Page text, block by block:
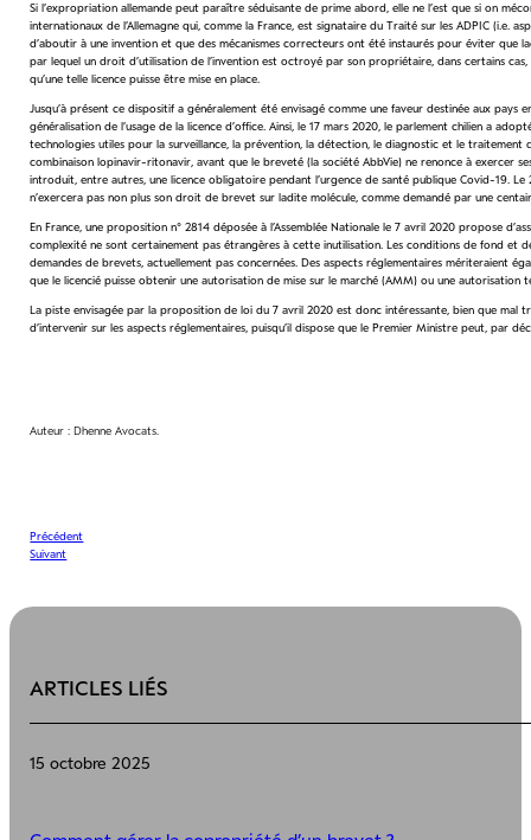
Si l’expropriation allemande peut paraître séduisante de prime abord, elle ne l’est que si on
internationaux de l’Allemagne qui, comme la France, est signataire du Traité sur les ADPIC
d’aboutir à une invention et que des mécanismes correcteurs ont été instaurés pour éviter que
par lequel un droit d’utilisation de l’invention est octroyé par son propriétaire, dans certains
qu’une telle licence puisse être mise en place.
Jusqu’à présent ce dispositif a généralement été envisagé comme une faveur destinée aux
généralisation de l’usage de la licence d’office. Ainsi, le 17 mars 2020, le parlement chilien a
technologies utiles pour la surveillance, la prévention, la détection, le diagnostic et le
combinaison lopinavir-ritonavir, avant que le breveté (la société AbbVie) ne renonce à exercer
introduit, entre autres, une licence obligatoire pendant l’urgence de santé publique Covid-19.
n’exercera pas non plus son droit de brevet sur ladite molécule, comme demandé par une
En France, une proposition n° 2814 déposée à l’Assemblée Nationale le 7 avril 2020 propose
complexité ne sont certainement pas étrangères à cette inutilisation. Les conditions de fond et
demandes de brevets, actuellement pas concernées. Des aspects réglementaires mériteraient
que le licencié puisse obtenir une autorisation de mise sur le marché (AMM) ou une autorisation
La piste envisagée par la proposition de loi du 7 avril 2020 est donc intéressante, bien que mal
d’intervenir sur les aspects réglementaires, puisqu’il dispose que le Premier Ministre peut,
Auteur : Dhenne Avocats.
Précédent
Suivant
ARTICLES LIÉS
15 octobre 2025